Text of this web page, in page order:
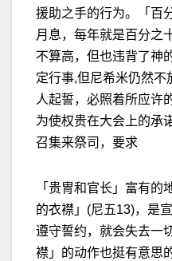
援助之手的行为。「百
月息，每年就是百分之
不算高，但也违背了神
定行事,但尼希米仍然不
人起誓，必照着所应许
为使权贵在大会上的承
召集来祭司，要求
「贵冑和官长」富有的
的衣襟」(尼五13)，是
遵守誓约，就会失去一
襟」的动作也挺有意思